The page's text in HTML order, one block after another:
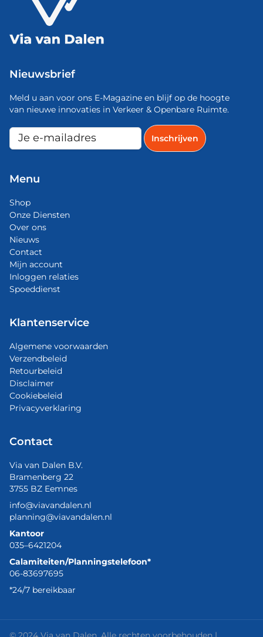
Nieuwsbrief
Meld u aan voor ons E-Magazine en blijf op de hoogte
van nieuwe innovaties in Verkeer & Openbare Ruimte.
Menu
Shop
Onze Diensten
Over ons
Nieuws
Contact
Mijn account
Inloggen relaties
Spoeddienst
Klantenservice
Algemene voorwaarden
Verzendbeleid
Retourbeleid
Disclaimer
Cookiebeleid
Privacyverklaring
Contact
Via van Dalen B.V.
Bramenberg 22
3755 BZ Eemnes
info@viavandalen.nl
planning@viavandalen.nl
Kantoor
035–6421204
Calamiteiten/Planningstelefoon*
06-83697695
*24/7 bereikbaar